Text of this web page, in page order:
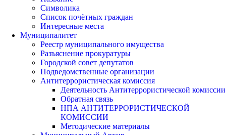
Символика
Список почётных граждан
Интересные места
Муниципалитет
Реестр муниципального имущества
Разъяснение прокуратуры
Городской совет депутатов
Подведомственные организации
Антитеррористическая комиссия
Деятельность Антитеррористической комиссии
Обратная связь
НПА АНТИТЕРРОРИСТИЧЕСКОЙ
КОМИССИИ
Методические материалы